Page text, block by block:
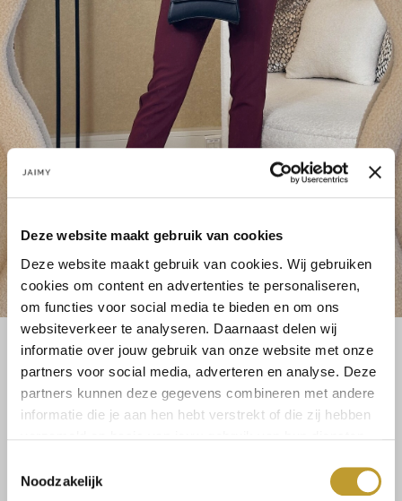
Deze website maakt gebruik van cookies
Deze website maakt gebruik van cookies. Wij gebruiken
cookies om content en advertenties te personaliseren,
om functies voor social media te bieden en om ons
websiteverkeer te analyseren. Daarnaast delen wij
informatie over jouw gebruik van onze website met onze
partners voor social media, adverteren en analyse. Deze
partners kunnen deze gegevens combineren met andere
informatie die je aan hen hebt verstrekt of die zij hebben
Noodzakelijk
S L